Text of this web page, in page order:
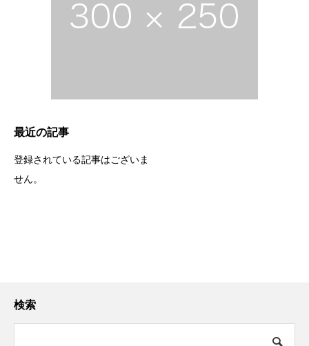
最近の記事
登録されている記事はございま
せん。
検索